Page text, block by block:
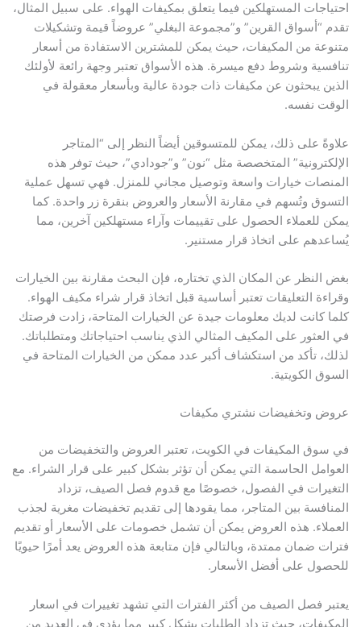
احتياجات المستهلكين فيما يتعلق بمكيفات الهواء. على سبيل المثال،
تقدم “أسواق القرين” و”مجموعة البغلي” عروضاً قيمة وتشكيلات
متنوعة من المكيفات، حيث يمكن للمشترين الاستفادة من أسعار
تنافسية وشروط دفع ميسرة. هذه الأسواق تعتبر وجهة رائعة لأولئك
الذين يبحثون عن مكيفات ذات جودة عالية وبأسعار معقولة في
الوقت نفسه.
علاوةً على ذلك، يمكن للمتسوقين أيضاً النظر إلى “المتاجر
الإلكترونية” المتخصصة مثل “نون” و”جودادي”، حيث توفر هذه
المنصات خيارات واسعة وتوصيل مجاني للمنزل. فهي تسهل عملية
التسوق وتُسهم في مقارنة الأسعار والعروض بنقرة زر واحدة. كما
يمكن للعملاء الحصول على تقييمات وآراء مستهلكين آخرين، مما
يُساعدهم على اتخاذ قرار مستنير.
بغض النظر عن المكان الذي تختاره، فإن البحث مقارنة بين الخيارات
وقراءة التعليقات تعتبر أساسية قبل اتخاذ قرار شراء مكيف الهواء.
كلما كانت لديك معلومات جيدة عن الخيارات المتاحة، زادت فرصتك
في العثور على المكيف المثالي الذي يناسب احتياجاتك ومتطلباتك.
لذلك، تأكد من استكشاف أكبر عدد ممكن من الخيارات المتاحة في
السوق الكويتية.
عروض وتخفيضات نشتري مكيفات
في سوق المكيفات في الكويت، تعتبر العروض والتخفيضات من
العوامل الحاسمة التي يمكن أن تؤثر بشكل كبير على قرار الشراء. مع
التغيرات في الفصول، خصوصًا مع قدوم فصل الصيف، تزداد
المنافسة بين المتاجر، مما يقودها إلى تقديم تخفيضات مغرية لجذب
العملاء. هذه العروض يمكن أن تشمل خصومات على الأسعار أو تقديم
فترات ضمان ممتدة، وبالتالي فإن متابعة هذه العروض يعد أمرًا حيويًا
للحصول على أفضل الأسعار.
يعتبر فصل الصيف من أكثر الفترات التي تشهد تغييرات في اسعار
المكيفات، حيث تزداد الطلبات بشكل كبير مما يؤدي في العديد من